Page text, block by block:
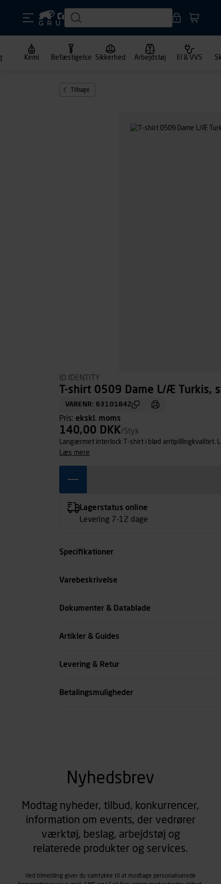
Kemi Befæstigelse Sikkerhed Arbejdstøj El & VVS
Tilbage
ID IDENTITY
T-shirt 0509 Dame L/Æ Turkis,
VARENR: 63101842
Pris: ekskl. moms
140,00 DKK/Styk
Langærmet interlock T-shirt i blød antipillingkvalitet.
læs mere
Lagerstatus online
Levering 7-12 dage
Specifikationer
Størrelse
Varebeskrivelse
Dokumenter & Datablade
Artikler & Guides
Levering & Retur
Betalingsmuligheder
Nyhedsbrev
Modtag nyheder, tilbud, konkurrencer,
information om events, der vedrører
værktøj, beslag, arbejdstøj og
relaterede produkter og services.
Ved tilmelding giver du samtykke til at modtage personaliserede